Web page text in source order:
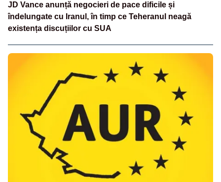
JD Vance anunță negocieri de pace dificile și
îndelungate cu Iranul, în timp ce Teheranul neagă
existența discuțiilor cu SUA